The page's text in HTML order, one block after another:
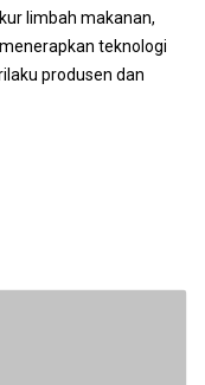
limbah makanan,
teknologi
produsen dan